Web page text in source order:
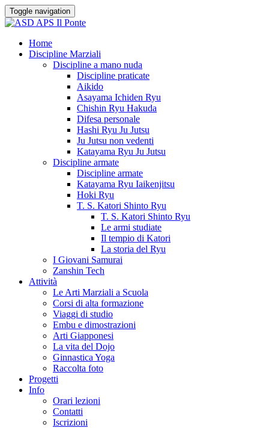
Toggle navigation
Home
Discipline Marziali
Discipline a mano nuda
Discipline praticate
Aikido
Asayama Ichiden Ryu
Chishin Ryu Hakuda
Difesa personale
Hashi Ryu Ju Jutsu
Ju Jutsu non vedenti
Katayama Ryu Ju Jutsu
Discipline armate
Discipline armate
Katayama Ryu Iaikenjitsu
Hoki Ryu
T. S. Katori Shinto Ryu
T. S. Katori Shinto Ryu
Le armi studiate
Il tempio di Katori
La storia del Ryu
I Giovani Samurai
Zanshin Tech
Attività
Le Arti Marziali a Scuola
Corsi di alta formazione
Viaggi di studio
Embu e dimostrazioni
Arti Giapponesi
La vita del Dojo
Ginnastica Yoga
Raccolta foto
Progetti
Info
Orari lezioni
Contatti
Iscrizioni